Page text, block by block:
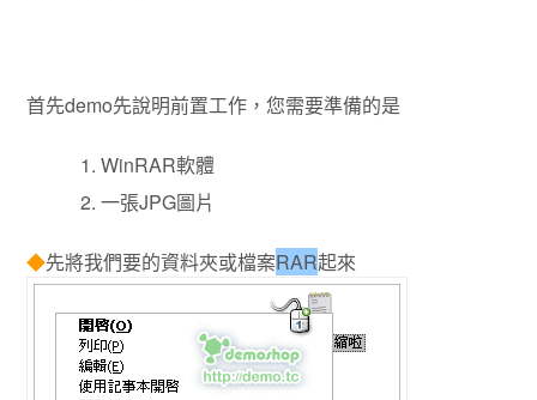
首先demo先說明前置工作，您需要準備的是
WinRAR軟體
一張JPG圖片
◆先將我們要的資料夾或檔案RAR起來